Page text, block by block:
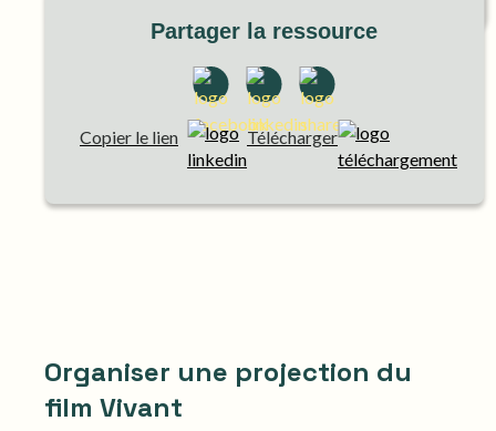
Partager la ressource
Copier le lien Télécharger
Organiser une projection du
film Vivant